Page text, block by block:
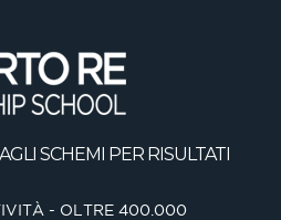
SCHEMI PER RISULTATI
- OLTRE 400.000